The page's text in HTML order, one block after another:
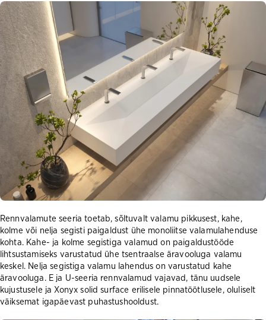
Rennvalamute seeria toetab, sõltuvalt valamu pikkusest, kahe,
kolme või nelja segisti paigaldust ühe monoliitse valamulahenduse
kohta. Kahe- ja kolme segistiga valamud on paigaldustööde
lihtsustamiseks varustatud ühe tsentraalse äravooluga valamu
keskel. Nelja segistiga valamu lahendus on varustatud kahe
äravooluga. E ja U-seeria rennvalamud vajavad, tänu uudsele
kujustusele ja Xonyx solid surface erilisele pinnatöötlusele, oluliselt
väiksemat igapäevast puhastushooldust.